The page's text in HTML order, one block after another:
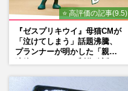
⭐ 高評価の記事(9.5)
『ゼスプリキウイ』母猫CMが
「泣けてしまう」話題沸騰、
プランナーが明かした「親に